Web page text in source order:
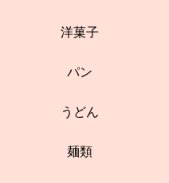
洋菓子
パン
うどん
麺類